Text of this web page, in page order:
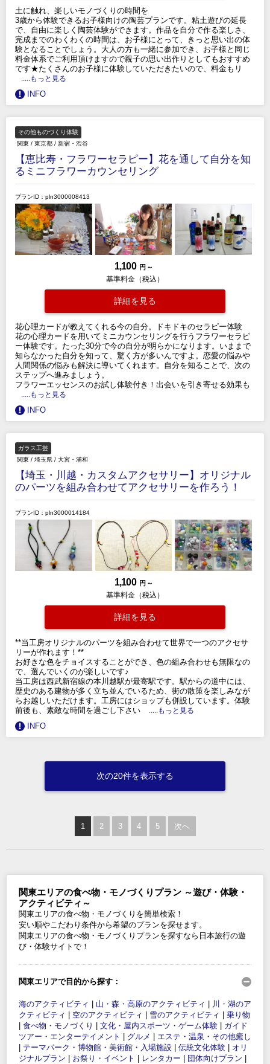
土に触れ、楽しいモノづくりの時間を
3歳から体験できるお子様向けの陶芸プランです。粘土遊びの延長
で、自由に楽しく陶芸体験ができます。作品を自分で作る楽しさ、
完成までのわくわくの時間は、お子様にとって、きっと思い出の体
験となることでしょう。大人の方も一緒に参加でき、お子様と同じ
料金体系でご利用頂けますので親子の思い出作りとしてもおすすめ
です★たくさんのお子様に体験していただきたいので、料金もリ
.....もっと見る
INFO
その他ものづくり体験
関東 / 東京都 / 新宿・渋谷
【恵比寿・フラワーセラピー】花を通して自分を知
るミニフラワーカウンセリング
プランID：pln3000008413
1,100 円 ～
基準料金（税込）
詳細を見る
花心理カードが教えてくれる今の自分。ドキドキのセラピー体験
花の心理カードを用いてミニカウンセリングを行うフラワーセラピ
ー体験です。たった30分で今の自分が明らかになります。いままで
知らなかった自分を知って、驚く方が多いんですよ。恋愛の悩みや
人間関係の悩みも解決に導いてくれます。自分を知ることで、次の
ステップへ進みましょう。
フラワーエッセンスのお試し体験付き！出会いを引き寄せる効果も
.....もっと見る
INFO
ガラス工芸
関東 / 埼玉県 / 大宮・浦和
【埼玉・川越・カスタムアクセサリー】オリジナル
のパーツを組み合わせてアクセサリーを作ろう！
プランID：pln3000014184
1,100 円 ～
基準料金（税込）
詳細を見る
**当工房オリジナルのパーツを組み合わせて世界で一つのアクセサ
リーが作れます！**
お好きな色をチョイスすることができ、色の組み合わせも無限なの
で、選んでいくのが楽しいです♪
当工房は西武新宿線の本川越駅が最寄駅です。駅からの道中には、
歴史のある建物が多く立ち並んでいるため、街の散策を楽しみなが
らお越しいただけます。工房にはショップも併設しています。体験
前後も、素敵な時間を過ごし下さい
.....もっと見る
INFO
次の20件を表示する
1 2 3 4 5 次へ
関東エリアの食べ物・モノづくりプラン ～遊び・体験・
アクティビティ～
関東エリアの食べ物・モノづくりを簡単検索！
安い順やこだわり条件から希望のプランを探せます。
関東エリアの食べ物・モノづくりプランを探すなら日本旅行の遊
び・体験サイトで！
関東エリアで目的から探す：
海のアクティビティ 山・森・高原のアクティビティ
川・湖のア
クティビティ
空のアクティビティ 雪のアクティビティ
乗り物
食べ物・モノづくり 文化・屋内スポーツ・ゲーム体験
ガイド
ツアー・エンターテイメント
グルメ
エステ・温泉・その他癒し
テーマパーク・博物館・美術館・入場施設 伝統文化体験
オリ
ジナルプラン
お祭り・イベント レンタカー 団体向けプラン